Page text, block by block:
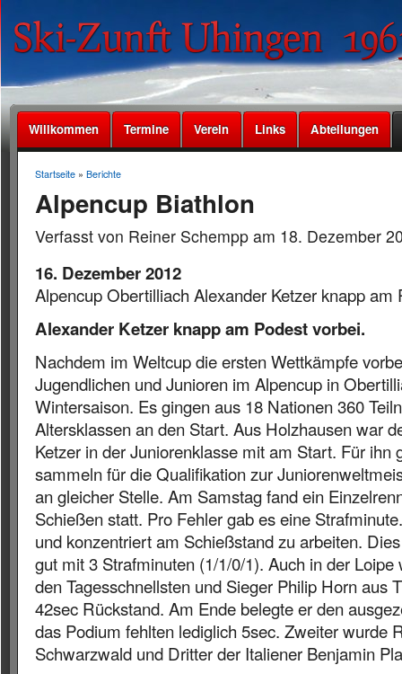
Willkommen Termine Verein Links Abteilungen
Startseite» Berichte
Alpencup Biathlon
Verfasst von Reiner Schempp am 18. Dezember
16. Dezember 2012
Alpencup Obertilliach Alexander Ketzer knapp am
Alexander Ketzer knapp am Podest vorbei.
Nachdem im Weltcup die ersten Wettkämpfe
Jugendlichen und Junioren im Alpencup in
Wintersaison. Es gingen aus 18 Nationen 360
Altersklassen an den Start. Aus Holzhausen war
Ketzer in der Juniorenklasse mit am Start. Für ihn
sammeln für die Qualifikation zur
an gleicher Stelle. Am Samstag fand ein
Schießen statt. Pro Fehler gab es eine
und konzentriert am Schießstand zu arbeiten.
gut mit 3 Strafminuten (1/1/0/1). Auch in der Loipe
den Tagesschnellsten und Sieger Philip Horn aus
42sec Rückstand. Am Ende belegte er den
das Podium fehlten lediglich 5sec. Zweiter wurde
Schwarzwald und Dritter der Italiener Benjamin